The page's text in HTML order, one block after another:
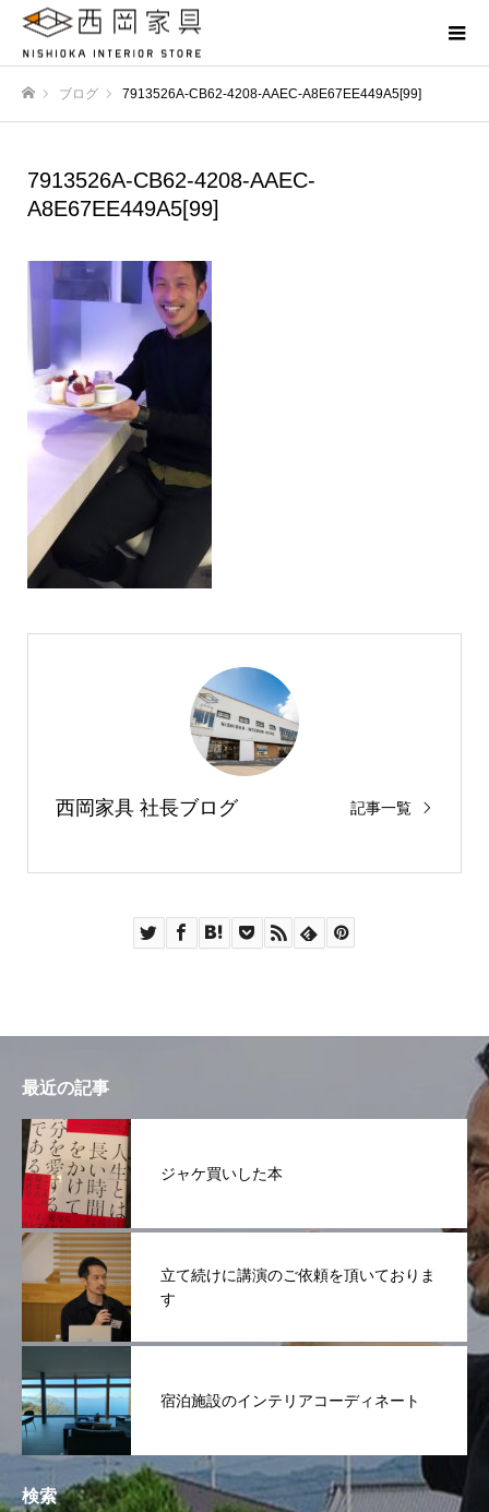
ブログ 7913526A-CB62-4208-AAEC-A8E67EE449A5[99]
7913526A-CB62-4208-AAEC-
A8E67EE449A5[99]
西岡家具 社長ブログ 記事一覧
最近の記事
ジャケ買いした本
立て続けに講演のご依頼を頂いておりま
す
宿泊施設のインテリアコーディネート
検索